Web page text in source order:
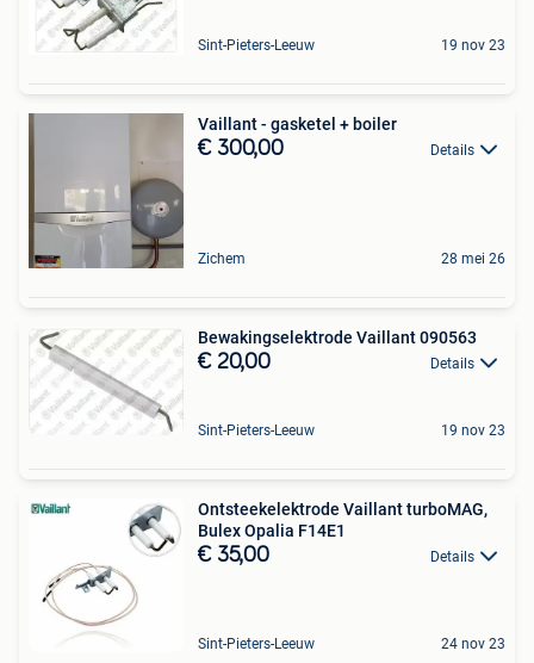
Sint-Pieters-Leeuw 19 nov 23
Vaillant - gasketel + boiler
€ 300,00 Details
Zichem 28 mei 26
Bewakingselektrode Vaillant 090563
€ 20,00 Details
Sint-Pieters-Leeuw 19 nov 23
Ontsteekelektrode Vaillant turboMAG,
Bulex Opalia F14E1
€ 35,00 Details
Sint-Pieters-Leeuw 24 nov 23